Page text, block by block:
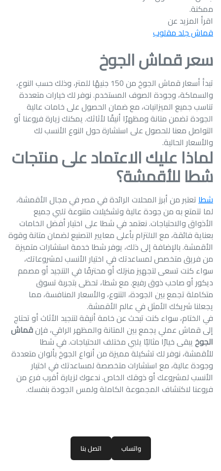
ممكنة.
اقرأ المزيد عن
قماش جلد مقلوب
سعر قماش الجوخ
تبدأ أسعار قماش الجوخ من 150 جنيهًا للمتر، وذلك حسب النوع،
والسماكة، وجودة الصوف المستخدم. نوفر لك خيارات متعددة
تناسب جميع الميزانيات، مع ضمان الحصول على خامات عالية
الجودة تضمن متانة ومظهرًا أنيقًا لأثاثك. يمكنك زيارة فروعنا أو
التواصل معنا للحصول على استشارة حول النوع الأنسب لك
والأسعار الحالية.
لماذا عليك الاعتماد على منتجات
شطا للأقمشة؟
شطاتعتبر من أبرز المحلات الرائدة في مصر في مجال الأقمشة،
لما تتمتع به من جودة عالية وتشكيلات متنوعة تلبي جميع
الأذواق والاحتياجات. نعتمد في شطا على اختيار أفضل الخامات
بعناية فائقة، مع الالتزام بأعلى معايير التصنيع لضمان متانة وقوة
الأقمشة. بالإضافة إلى ذلك، يوفر شطا خدمة استشارات متميزة
من فريق متخصص لمساعدتك في اختيار الأنسب لمشروعاتك،
سواء كنت تسعى لتجهيز منزلك أو محترفًا في التنجيد أو مصمم
ديكور أو صاحب ذوق رفيع. مع شطا، تحظى بتجربة تسوق
متكاملة تجمع بين الجودة، التنوع، والأسعار المنافسة، مما
يجعلنا شريكك الأمثل في عالم الأقمشة.
في الختام، سواء كنت تبحث عن خامة أنيقة لتنجيد الأثاث أو تحتاج
إلى قماش عملي يجمع بين المتانة والمظهر الراقي، فإنقماش
الجوخيبقى خيارًا مثاليًا يلبي مختلف الاحتياجات. في شطا
للأقمشة، نوفر لك تشكيلة مميزة من أنواع الجوخ بألوان متعددة
وجودة عالية، مع استشارات متخصصة لمساعدتك في اختيار
الأنسب لمشروعك أو ذوقك الخاص. ندعوك لزيارة أقرب فرع من
فروعنا لاكتشاف المجموعة الكاملة ولمس الجودة بنفسك.
واتساب اتصل بنا